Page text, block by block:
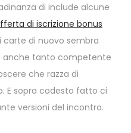
di include alcune
di iscrizione bonus
carte di nuovo sembra
anche tanto competente
che razza di
E sopra codesto fatto ci
versioni del incontro.